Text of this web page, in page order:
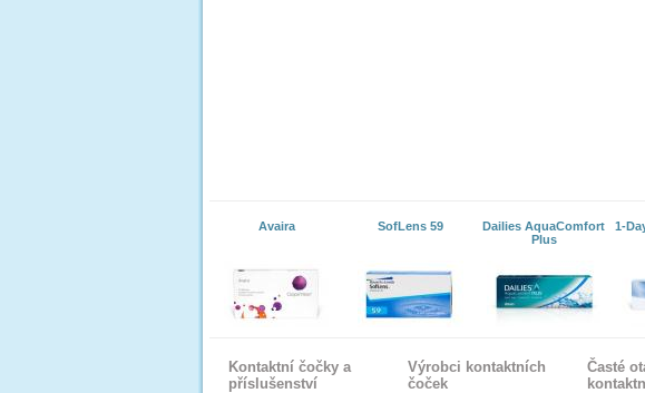
Avaira SofLens 59
Dailies AquaComfort
Plus
1-
Kontaktní čočky a
příslušenství
Výrobci kontaktních
čoček
Časté